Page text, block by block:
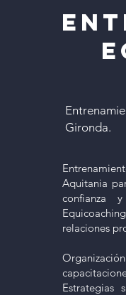
Gironda.
Aquitania
confianza
relaciones
Estrategias